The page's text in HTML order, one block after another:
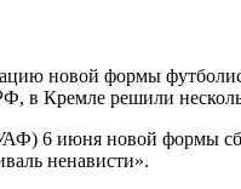
новой формы
в Кремле решили
6 июня новой формы
ненависти».